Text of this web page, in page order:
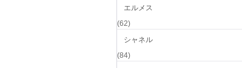
エルメス
(62)
シャネル
(84)